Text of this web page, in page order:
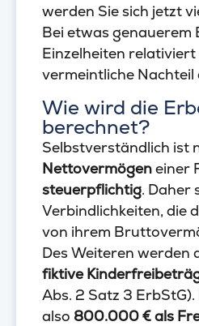
werden Sie sich jetzt
Bei etwas genauerem
Einzelheiten relativiert
vermeintliche Nachteil
Wie wird die
berechnet?
Selbstverständlich ist
Nettovermögeneiner
steuerpflichtig. Daher
Verbindlichkeiten, die
von ihrem
Des Weiteren werden
fiktive
Abs. 2 Satz 3
also 800.000 € als